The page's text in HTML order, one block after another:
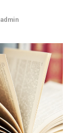
admin